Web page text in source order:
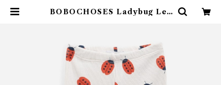
BOBOCHOSES Ladybug Leg